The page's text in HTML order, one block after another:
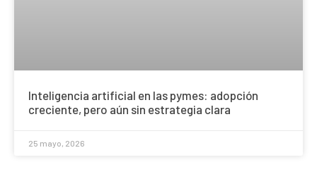
Inteligencia artificial en las pymes: adopción
creciente, pero aún sin estrategia clara
25 mayo, 2026